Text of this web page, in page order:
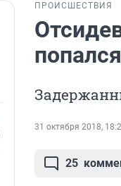
ПРОИСШЕСТВИЯ
31 октября 2018,
25